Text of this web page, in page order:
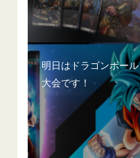
明日はドラゴンボール
大会です！